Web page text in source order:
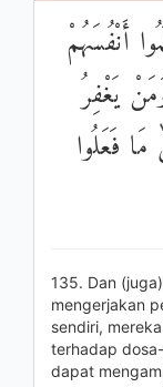
أَنْفُسَهُمْ
يَغْفِرُ
فَعَلُوا
135. Dan
mengerjakan
sendiri,
terhadap
dapat